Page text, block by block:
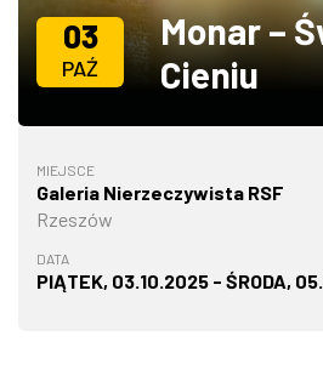
03
PAŹ
Monar –
Cieniu
MIEJSCE
Galeria Nierzeczywista RSF
Rzeszów
DATA
PIĄTEK, 03.10.2025 - ŚRODA,